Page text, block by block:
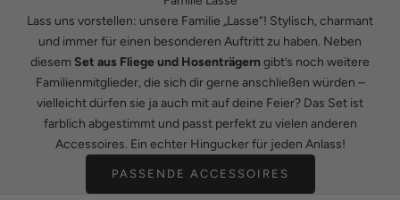
Lass uns vorstellen: unsere Familie „Lasse“! Stylisch, charmant
und immer für einen besonderen Auftritt zu haben. Neben
diesem Set aus Fliege und Hosenträgerngibt’s noch weitere
Familienmitglieder, die sich dir gerne anschließen würden –
vielleicht dürfen sie ja auch mit auf deine Feier? Das Set ist
farblich abgestimmt und passt perfekt zu vielen anderen
Accessoires. Ein echter Hingucker für jeden Anlass!
PASSENDE ACCESSOIRES